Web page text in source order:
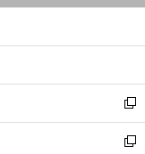
ン
ウ
開
く
新
し
い
新